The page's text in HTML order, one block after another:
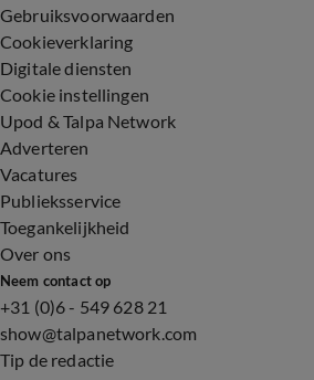
Gebruiksvoorwaarden
Cookieverklaring
Digitale diensten
Cookie instellingen
Upod & Talpa Network
Adverteren
Vacatures
Publieksservice
Toegankelijkheid
Over ons
Neem contact op
+31 (0)6 - 549 628 21
show@talpanetwork.com
Tip de redactie